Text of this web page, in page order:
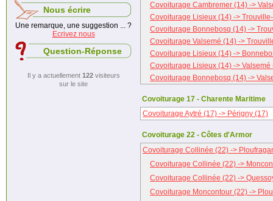
Nous écrire
Une remarque, une suggestion ... ?
Ecrivez nous
Question-Réponse
Il y a actuellement 122visiteurs
sur le site
Covoiturage Cambremer (14) ->
Covoiturage Lisieux (14) ->
Covoiturage Bonnebosq (14) ->
Covoiturage Valsemé (14) ->
Covoiturage Lisieux (14) ->
Covoiturage Lisieux (14) -> Valsemé
Covoiturage Bonnebosq (14) ->
Covoiturage 17 - Charente Maritime
Covoiturage Aytré (17) -> Périgny (17)
Covoiturage 22 - Côtes d'Armor
Covoiturage Collinée (22) ->
Covoiturage Collinée (22) ->
Covoiturage Collinée (22) ->
Covoiturage Moncontour (22) ->